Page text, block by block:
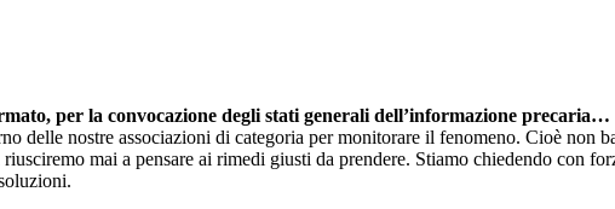
per la convocazione degli stati generali dell’informazione precaria…
delle nostre associazioni di categoria per monitorare il fenomeno. Cioè non
mai a pensare ai rimedi giusti da prendere. Stiamo chiedendo con